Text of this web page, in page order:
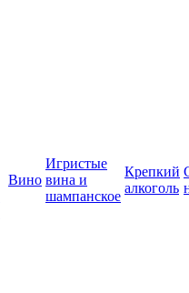
Вино
Игристые
вина и
шампанское
Крепкий
алкоголь